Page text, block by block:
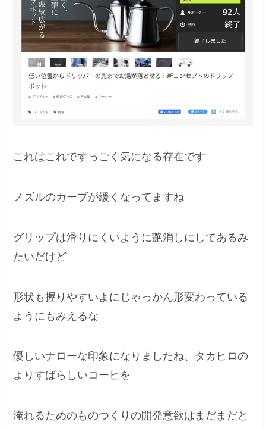
これはこれですっごく気になる存在です
ノズルのカーブが緩くなってますね
グリップは滑りにくいように艶消しにしてあるみ
たいだけど
形状も握りやすいよにじゃっかん形変わっている
ようにもみえるな
優しいナローな印象になりましたね、タカヒロの
よりすばらしいコーヒを
淹れるためのものつくりの開発意欲はまだまだと